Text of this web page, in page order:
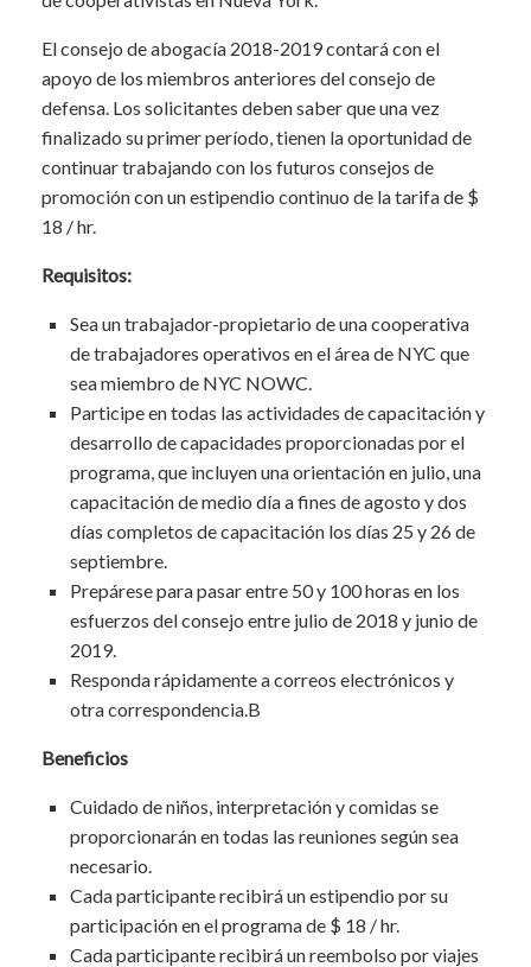
El consejo de abogacía 2018-2019 contará con el
apoyo de los miembros anteriores del consejo de
defensa. Los solicitantes deben saber que una vez
finalizado su primer período, tienen la oportunidad de
continuar trabajando con los futuros consejos de
promoción con un estipendio continuo de la tarifa de $
18 / hr.
Requisitos:
Sea un trabajador-propietario de una cooperativa
de trabajadores operativos en el área de NYC que
sea miembro de NYC NOWC.
Participe en todas las actividades de capacitación y
desarrollo de capacidades proporcionadas por el
programa, que incluyen una orientación en julio, una
capacitación de medio día a fines de agosto y dos
días completos de capacitación los días 25 y 26 de
septiembre.
Prepárese para pasar entre 50 y 100 horas en los
esfuerzos del consejo entre julio de 2018 y junio de
2019.
Responda rápidamente a correos electrónicos y
otra correspondencia.B
Beneficios
Cuidado de niños, interpretación y comidas se
proporcionarán en todas las reuniones según sea
necesario.
Cada participante recibirá un estipendio por su
participación en el programa de $ 18 / hr.
Cada participante recibirá un reembolso por viajes